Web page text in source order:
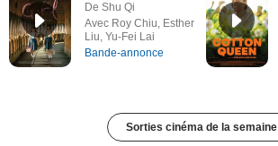
De Shu Qi
Avec Roy Chiu, Esther
Liu, Yu-Fei Lai
Bande-annonce
Sorties cinéma de la semaine